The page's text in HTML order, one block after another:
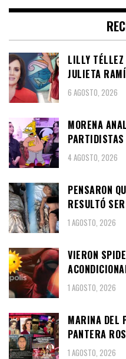
LILLY
JULIETA
6 AGOSTO, 2026
MORENA
4 AGOSTO, 2026
PENSARON
RESULTÓ
1 AGOSTO, 2026
VIERON
1 AGOSTO, 2026
MARINA DEL
PANTERA
1 AGOSTO, 2026